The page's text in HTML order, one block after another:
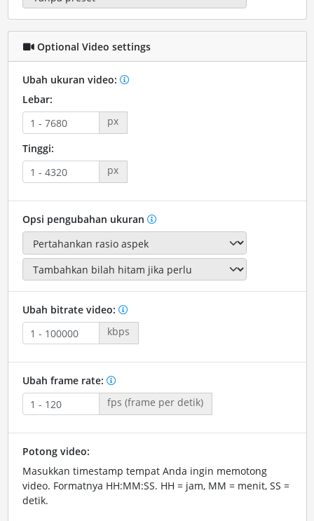
Optional Video settings
Ubah ukuran video:
Lebar:
px
Tinggi:
px
Opsi pengubahan ukuran
Ubah bitrate video:
kbps
Ubah frame rate:
fps (frame per detik)
Potong video:
Masukkan timestamp tempat Anda ingin memotong
video. Formatnya HH:MM:SS. HH = jam, MM = menit, SS =
detik.